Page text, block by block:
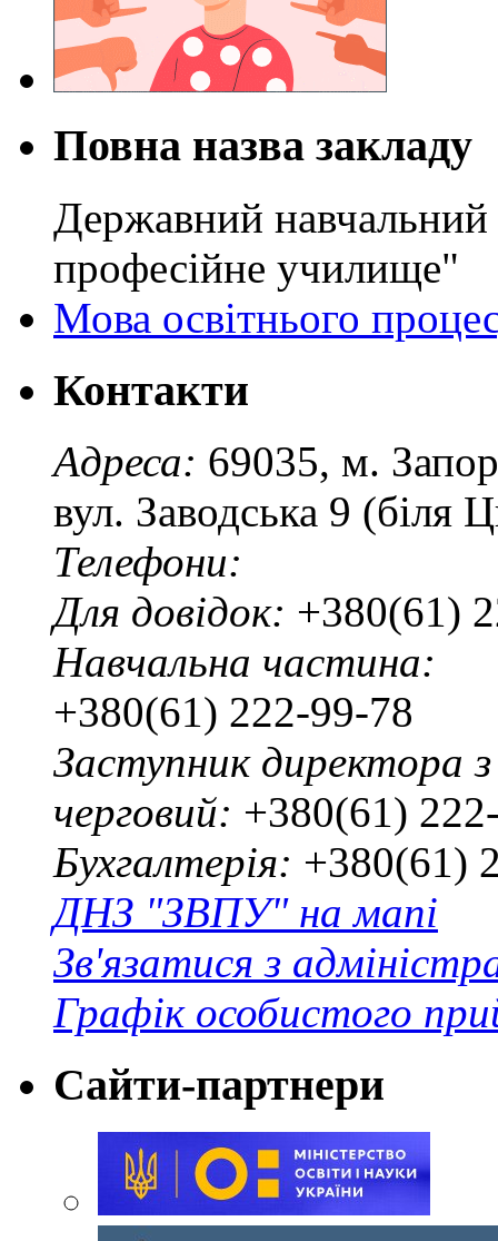
Повна назва закладу
Державний навчальний
професійне училище"
Мова освітнього
Контакти
Адреса: 69035, м.
вул. Заводська 9 (біля
Телефони:
Для довідок: +380(61)
Навчальна частина:
+380(61) 222-99-78
Заступник директора
черговий: +380(61)
Бухгалтерія: +380(61)
ДНЗ "ЗВПУ" на мапі
Зв'язатися з
Графік особистого
Сайти-партнери